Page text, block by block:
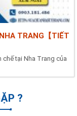
TRANG【TIẾT
tại Nha Trang của
?